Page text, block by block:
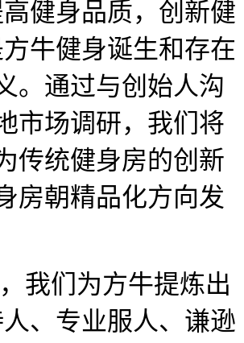
健身品质，创新健
牛健身诞生和存在
。通过与创始人沟
市场调研，我们将
传统健身房的创新
房朝精品化方向发
我们为方牛提炼出
、专业服人、谦逊